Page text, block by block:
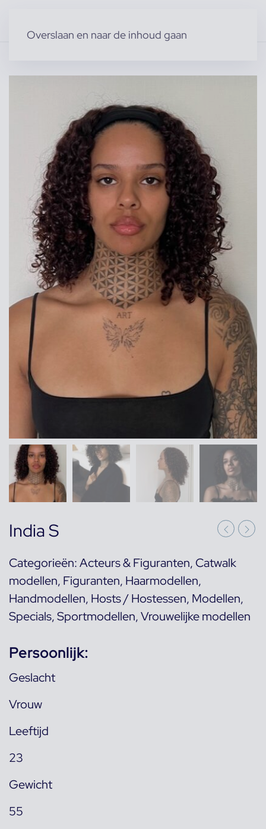
Overslaan en naar de inhoud gaan
India S
Categorieën:Acteurs & Figuranten, Catwalk
modellen, Figuranten, Haarmodellen,
Handmodellen, Hosts / Hostessen, Modellen,
Specials,Sportmodellen,Vrouwelijke modellen
Persoonlijk:
Geslacht
Vrouw
Leeftijd
23
Gewicht
55